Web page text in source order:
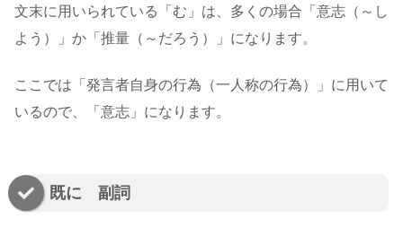
文末に用いられている「む」は、多くの場合「意志（～し
よう）」か「推量（～だろう）」になります。
ここでは「発言者自身の行為（一人称の行為）」に用いて
いるので、「意志」になります。
既に 副詞